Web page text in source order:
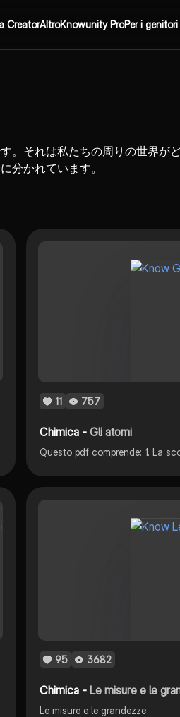
CreatorAltroKnowunity ProPer i genitori
それは私たちの周りの世界が
分かれています。
11 757
Chimica - Gli atomi
95 3682
Chimica - Le misure e le
Le misure e le grandezze